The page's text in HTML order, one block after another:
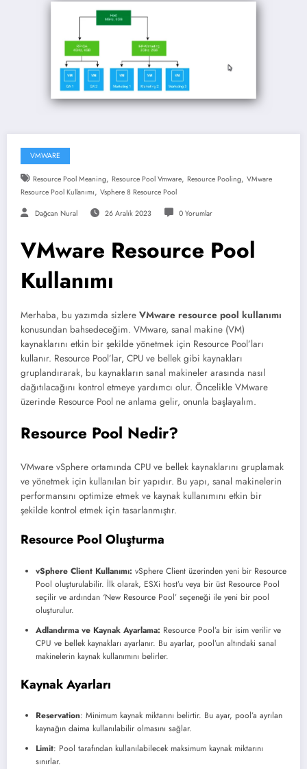
VMWARE
Resource Pool Meaning, Resource Pool Vmware, Resource Pooling, VMware
Resource Pool Kullanımı, Vsphere 8 Resource Pool
Dağcan Nural 26 Aralık 2023 0 Yorumlar
VMware Resource Pool
Kullanımı
Merhaba, bu yazımda sizlere VMware resource pool kullanımı
konusundan bahsedeceğim. VMware, sanal makine (VM)
kaynaklarını etkin bir şekilde yönetmek için Resource Pool’ları
kullanır. Resource Pool’lar, CPU ve bellek gibi kaynakları
gruplandırarak, bu kaynakların sanal makineler arasında nasıl
dağıtılacağını kontrol etmeye yardımcı olur. Öncelikle VMware
üzerinde Resource Pool ne anlama gelir, onunla başlayalım.
Resource Pool Nedir?
VMware vSphere ortamında CPU ve bellek kaynaklarını gruplamak
ve yönetmek için kullanılan bir yapıdır. Bu yapı, sanal makinelerin
performansını optimize etmek ve kaynak kullanımını etkin bir
şekilde kontrol etmek için tasarlanmıştır.
Resource Pool Oluşturma
vSphere Client Kullanımı: vSphere Client üzerinden yeni bir Resource
Pool oluşturulabilir. İlk olarak, ESXi host’u veya bir üst Resource Pool
seçilir ve ardından ‘New Resource Pool’ seçeneği ile yeni bir pool
oluşturulur.
Adlandırma ve Kaynak Ayarlama: Resource Pool’a bir isim verilir ve
CPU ve bellek kaynakları ayarlanır. Bu ayarlar, pool’un altındaki sanal
makinelerin kaynak kullanımını belirler.
Kaynak Ayarları
Reservation: Minimum kaynak miktarını belirtir. Bu ayar, pool’a ayrılan
kaynağın daima kullanılabilir olmasını sağlar.
Limit: Pool tarafından kullanılabilecek maksimum kaynak miktarını
sınırlar.